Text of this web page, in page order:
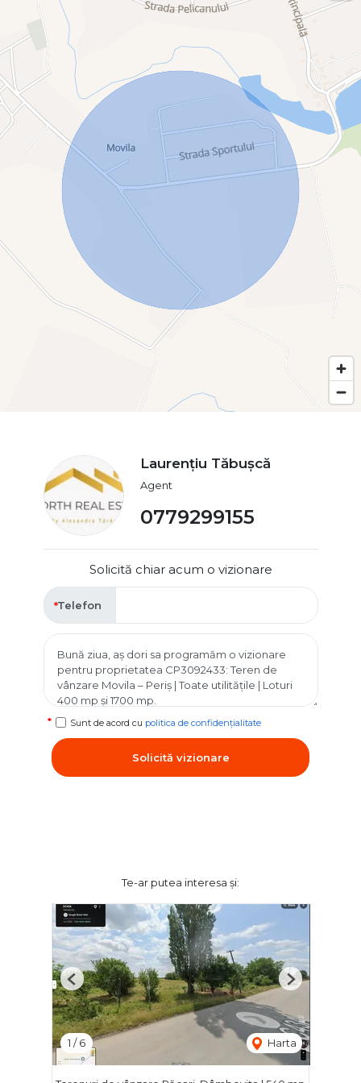
Preț: 22 euro/mp
Posibilitate de parcelare în funcție de necesități
Pentru detalii suplimentare și programarea unei vizionări,
contactați B-North Real Estate.
Laurențiu Tăbușcă
Agent
0779299155
Solicită chiar acum o vizionare
Telefon
Sunt de acord cu politica de confidențialitate
Solicită vizionare
Te-ar putea interesa și:
1 /6 Harta
Previous Next